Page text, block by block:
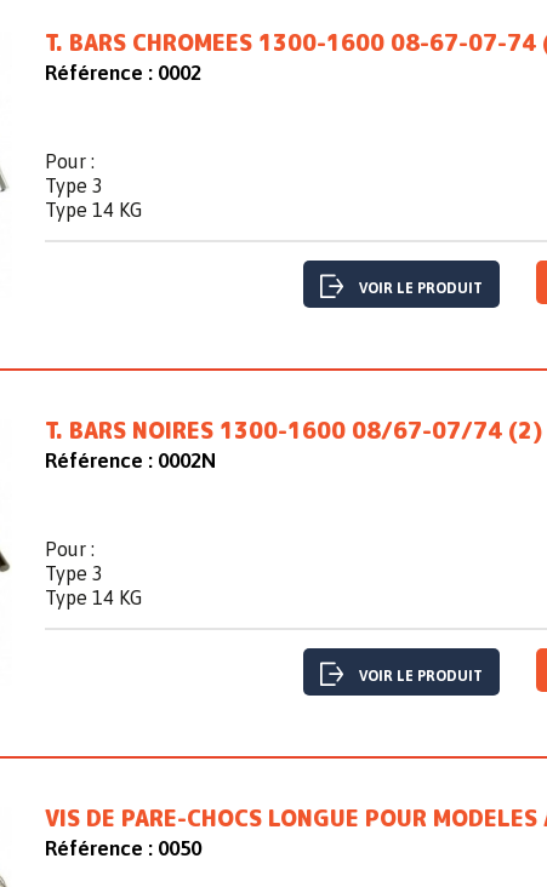
T. BARS CHROMEES 1300-1600 08-67-07-74
Référence : 0002
Pour :
Type 3
Type 14 KG
VOIR LE PRODUIT
T. BARS NOIRES 1300-1600 08/67-07/74 (2)
Référence : 0002N
Pour :
Type 3
Type 14 KG
VOIR LE PRODUIT
VIS DE PARE-CHOCS LONGUE POUR MODELES
Référence : 0050